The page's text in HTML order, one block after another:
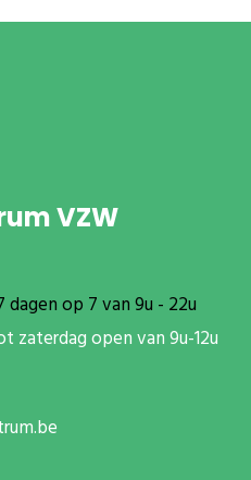
VZW
op 7 van 9u - 22u
zaterdag open van 9u-12u